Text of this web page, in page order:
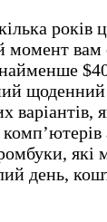
момент вам
варіантів,
які
день,